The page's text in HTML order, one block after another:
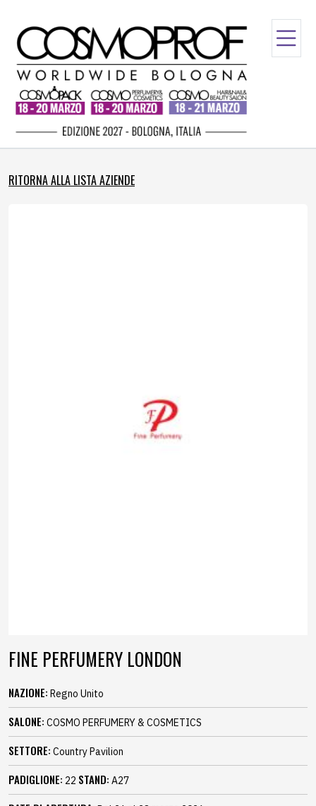
RITORNA ALLA LISTA AZIENDE
FINE PERFUMERY LONDON
NAZIONE: Regno Unito
SALONE: COSMO PERFUMERY & COSMETICS
SETTORE: Country Pavilion
PADIGLIONE: 22 STAND: A27